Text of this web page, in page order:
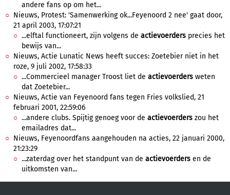
andere fans op om het...
Nieuws, Protest: 'Samenwerking ok...Feyenoord 2 nee' gaat door,
21 april 2003, 17:07:21
...elftal functioneert, zijn volgens de actievoerders precies het
bewijs van...
Nieuws, Actie Lunatic News heeft succes: Zoetebier niet in het
roze, 9 juli 2002, 17:58:33
...Commercieel manager Troost liet de actievoerders weten
dat Zoetebier...
Nieuws, Actie van Feyenoord fans tegen Fries volkslied, 21
februari 2001, 22:59:06
...andere clubs. Spijtig genoeg voor de actievoerders zou het
emailadres dat...
Nieuws, Feyenoordfans aangehouden na acties, 22 januari 2000,
21:23:29
...zaterdag over het standpunt van de actievoerders en de
uitkomsten van...